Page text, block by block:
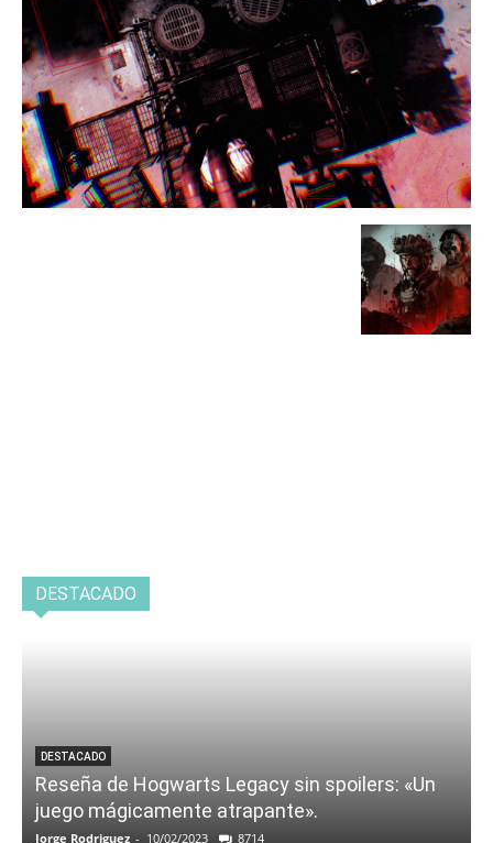
DESTACADO
DESTACADO
Reseña de Hogwarts Legacy sin spoilers: «Un
juego mágicamente atrapante».
Jorge Rodriguez - 10/02/2023 8714